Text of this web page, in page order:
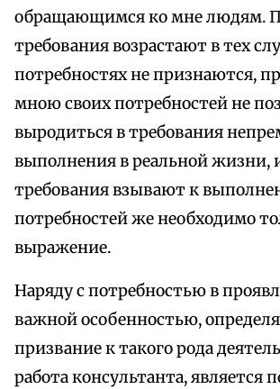
обращающимся ко мне людям.
требования возрастают в тех
потребностях не признаются,
мною своих потребностей не
выродиться в требования
выполнения в реальной жизни,
требования взывают к
потребностей же необходимо
выражение.
Наряду с потребностью в
важной особенностью,
призвание к такого рода
работа консультанта, является